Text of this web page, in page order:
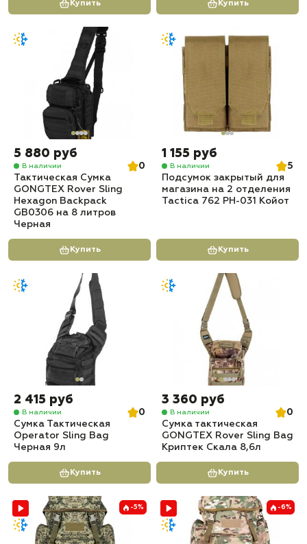
Купить Купить
5 880 руб
В наличии
0
Тактическая Сумка
GONGTEX Rover Sling
Hexagon Backpack
GB0306 на 8 литров
Черная
Купить
1 155 руб
В наличии
5
Подсумок закрытый для
магазина на 2 отделения
Tactica 762 PH-031 Койот
Купить
2 415 руб
В наличии
0
Сумка Тактическая
Operator Sling Bag
Черная 9л
Купить
3 360 руб
В наличии
0
Сумка тактическая
GONGTEX Rover Sling Bag
Криптек Скала 8,6л
Купить
-5% -6%